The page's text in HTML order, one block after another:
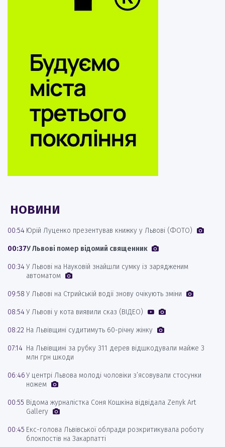
НОВИНИ
00:54 Юрій Луценко презентував книжку у Львові (ФОТО)
00:37У Львові помер відомий священник
00:34У Львові на Науковій знайшли сумку із зарядженим
автоматом
09:58 У Львові на Стрийській водії знову очікують зміни
08:54У Львові у кота виявили сказ (ВІДЕО)
08:22 На Львівщині судитимуть 60-річну жінку
07:14 На Львівщині за рубку 311 дерев відшкодували майже 3
млн грн шкоди
06:46У центрі Львова молоді чоловіки з’ясовували стосунки
ножем
00:55 Відома журналістка Соня Кошкіна відвідала Zenyk Art
Gallery
00:45 Екс-голова Львівської облради розкритикувала роботу
блокпостів на Закарпатті